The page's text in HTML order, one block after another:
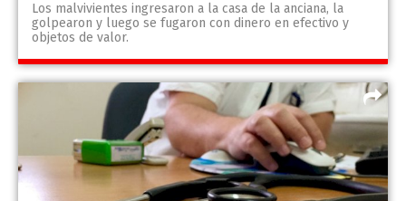
Los malvivientes ingresaron a la casa de la anciana, la
golpearon y luego se fugaron con dinero en efectivo y
objetos de valor.